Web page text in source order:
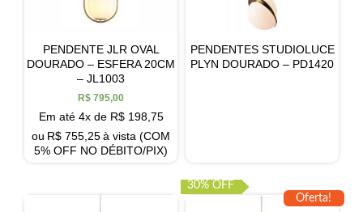
PENDENTE JLR OVAL
DOURADO – ESFERA 20CM
– JL1003
R$ 795,00
Em até 4x de R$198,75
ou R$ 755,25à vista (COM
5% OFF NO DÉBITO/PIX)
PENDENTES STUDIOLUCE
PLYN DOURADO – PD1420
Oferta!
30% OFF